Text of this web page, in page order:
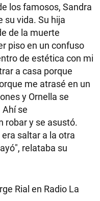
los famosos, Sandra
su vida. Su hija
de la muerte
piso en un confuso
de estética con mi
a casa porque
me atrasé en un
y Ornella se
se
robar y se asustó.
saltar a la otra
relataba su
Rial en Radio La